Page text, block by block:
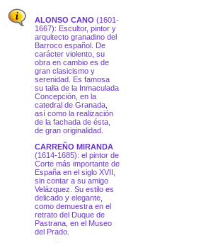
ALONSO CANO (1601-
1667): Escultor, pintor y
arquitecto granadino del
Barroco español. De
carácter violento, su
obra en cambio es de
gran clasicismo y
serenidad. Es famosa
su talla de la Inmaculada
Concepción, en la
catedral de Granada,
así como la realización
de la fachada de ésta,
de gran originalidad.
CARREÑO MIRANDA
(1614-1685): el pintor de
Corte más importante de
España en el siglo XVII,
sin contar a su amigo
Velázquez. Su estilo es
delicado y elegante,
como demuestra en el
retrato del Duque de
Pastrana, en el Museo
del Prado.